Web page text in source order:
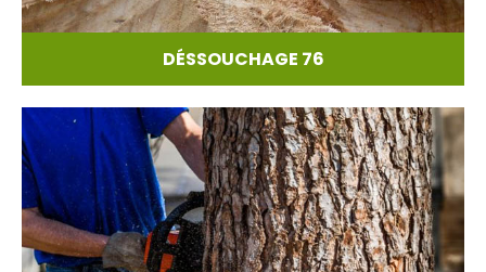
DÉSSOUCHAGE 76